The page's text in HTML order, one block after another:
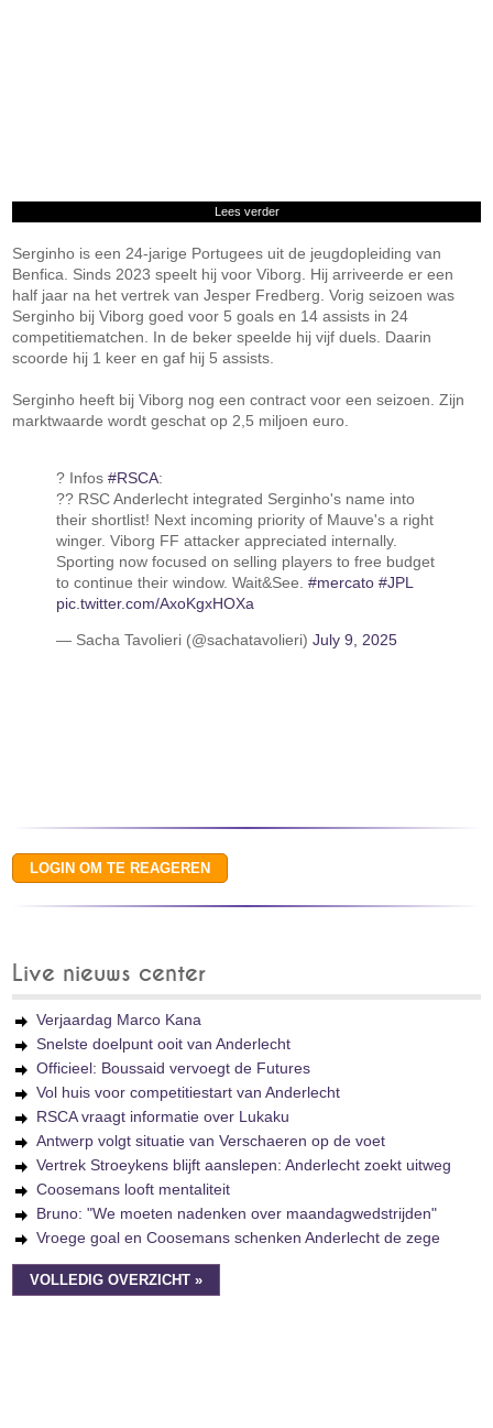
Lees verder
Serginho is een 24-jarige Portugees uit de jeugdopleiding van
Benfica. Sinds 2023 speelt hij voor Viborg. Hij arriveerde er een
half jaar na het vertrek van Jesper Fredberg. Vorig seizoen was
Serginho bij Viborg goed voor 5 goals en 14 assists in 24
competitiematchen. In de beker speelde hij vijf duels. Daarin
scoorde hij 1 keer en gaf hij 5 assists.
Serginho heeft bij Viborg nog een contract voor een seizoen. Zijn
marktwaarde wordt geschat op 2,5 miljoen euro.
? Infos#RSCA:
?? RSC Anderlecht integrated Serginho's name into
their shortlist! Next incoming priority of Mauve's a right
winger. Viborg FF attacker appreciated internally.
Sporting now focused on selling players to free budget
to continue their window. Wait&See.#mercato #JPL
pic.twitter.com/AxoKgxHOXa
— Sacha Tavolieri (@sachatavolieri)July 9, 2025
Live nieuws center
Verjaardag Marco Kana
Snelste doelpunt ooit van Anderlecht
Officieel: Boussaid vervoegt de Futures
Vol huis voor competitiestart van Anderlecht
RSCA vraagt informatie over Lukaku
Antwerp volgt situatie van Verschaeren op de voet
Vertrek Stroeykens blijft aanslepen: Anderlecht zoekt uitweg
Coosemans looft mentaliteit
Bruno: "We moeten nadenken over maandagwedstrijden"
Vroege goal en Coosemans schenken Anderlecht de zege
VOLLEDIG OVERZICHT »